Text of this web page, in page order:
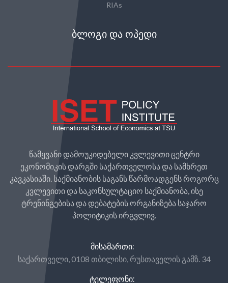
RIAs
ᲑᲚᲝᲒᲘ ᲓᲐ ᲝᲞᲔᲓᲘ
წამყვანი დამოუკიდებელი კვლევითი ცენტრი
ეკონომიკის დარგში საქართველოსა და სამხრეთ
კავკასიაში. საქმიანობის საგანს წარმოადგენს როგორც
კვლევითი და საკონსულტაციო საქმიანობა, ისე
ტრენინგებისა და დებატების ორგანიზება საჯარო
პოლიტიკის ირგვლივ.
ᲛᲘᲡᲐᲛᲐᲠᲗᲘ:
საქართველი, 0108 თბილისი, რუსთაველის გამზ. 34
ᲢᲔᲚᲔᲤᲝᲜᲘ: